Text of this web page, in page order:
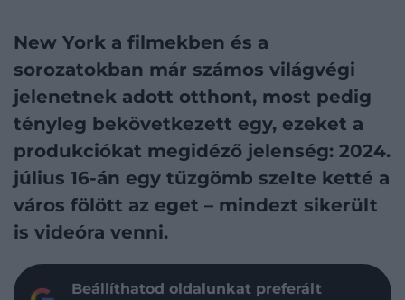
New York a filmekben és a
sorozatokban már számos világvégi
jelenetnek adott otthont, most pedig
tényleg bekövetkezett egy, ezeket a
produkciókat megidéző jelenség: 2024.
július 16-án egy tűzgömb szelte ketté a
város fölött az eget – mindezt sikerült
is videóra venni.
Beállíthatod oldalunkat preferált